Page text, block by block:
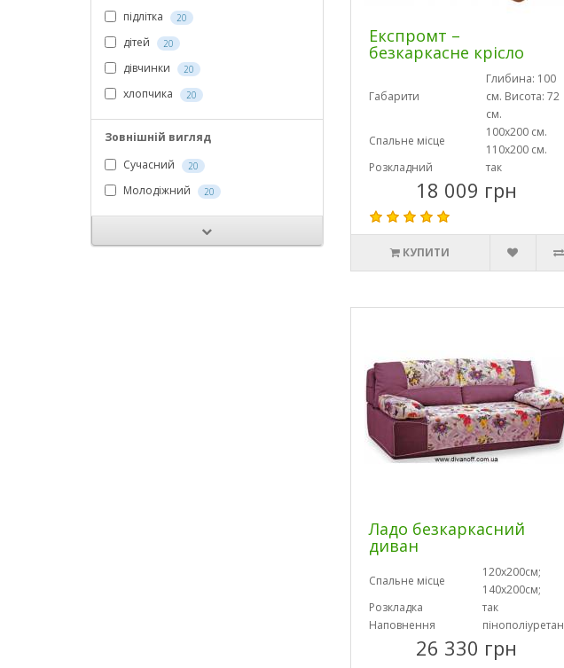
підлітка 20
дітей 20
дівчинки 20
хлопчика 20
Зовнішній вигляд
Сучасний
20
Молодіжний 20
Експромт –
безкаркасне крісло
Габарити
Глибина: 100
см. Висота: 72
см.
Спальне місце
100х200 см.
110х200 см.
Розкладний
так
18 009 грн
КУПИТИ
Ладо безкаркасний
диван
Спальне місце
120х200см;
140х200см;
Розкладка
так
Наповнення
пінополіуретан
26 330 грн